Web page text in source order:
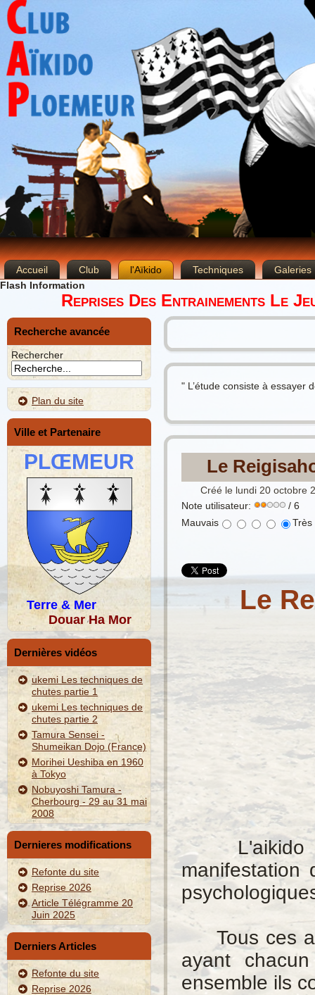
Accueil Club l'Aïkido Techniques
Galeries
Flash Information
Reprises Des Entrainements Le
Recherche avancée
Rechercher
Plan du site
Ville et Partenaire
PLŒMEUR
Terre & Mer
Douar Ha Mor
Dernières vidéos
ukemi Les techniques de
chutes partie 1
ukemi Les techniques de
chutes partie 2
Tamura Sensei -
Shumeikan Dojo (France)
Morihei Ueshiba en 1960
à Tokyo
Nobuyoshi Tamura -
Cherbourg - 29 au 31 mai
2008
Dernieres modifications
Refonte du site
Reprise 2026
Article Télégramme 20
Juin 2025
Derniers Articles
Refonte du site
Reprise 2026
" L’étude consiste à essayer
Le
Créé le lundi 20 octobre
Note utilisateur:
/ 6
Mauvais
Le
L'aikido
manifestation
Tous ces
ayant
ensemble ils